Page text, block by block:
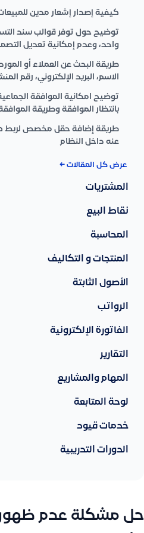
كيفية إصدار إشعار مدين
توضيح حول توفر قوالب سند
واحد، وعدم إمكانية تعديل
طريقة البحث عن العملاء أو
الاسم، البريد الإلكتروني، رقم
توضيح امكانية الموافقة
بانتظار الموافقة وطريقة
طريقة إضافة حقل مخصص لربط
عنه داخل النظام
عرض كل المقالات ←
المشتريات
نقاط البيع
المحاسبة
المنتجات و التكاليف
الأصول الثابتة
الرواتب
الفاتورة الإلكترونية
التقارير
المهام والمشاريع
لوحة المتابعة
خدمات قيود
الدورات التدريبية
حل مشكلة عدم ظهور